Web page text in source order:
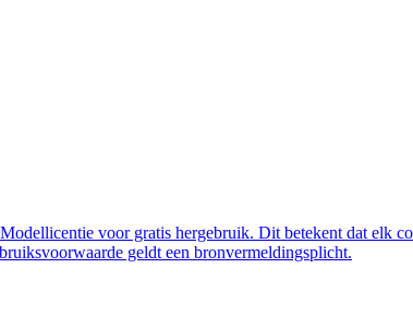
voor gratis hergebruik. Dit betekent dat elk
geldt een bronvermeldingsplicht.